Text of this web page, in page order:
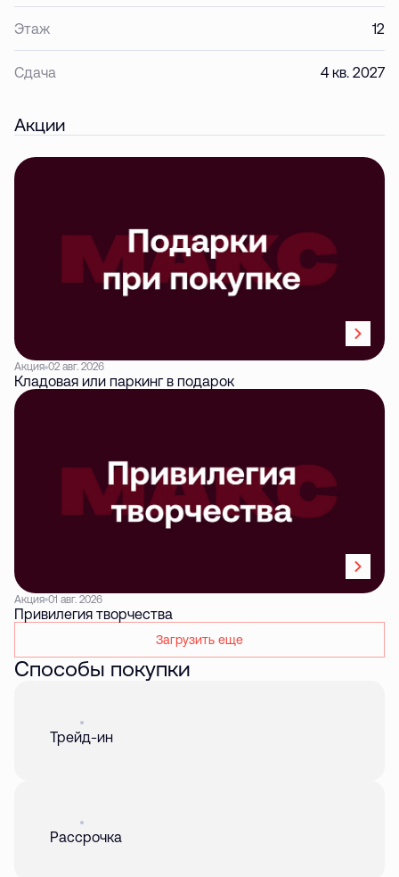
Этаж 12
Сдача 4 кв. 2027
Акции
Акция 02 авг. 2026
Кладовая или паркинг в подарок
Акция 01 авг. 2026
Привилегия творчества
Загрузить еще
Способы покупки
Трейд-ин
Рассрочка